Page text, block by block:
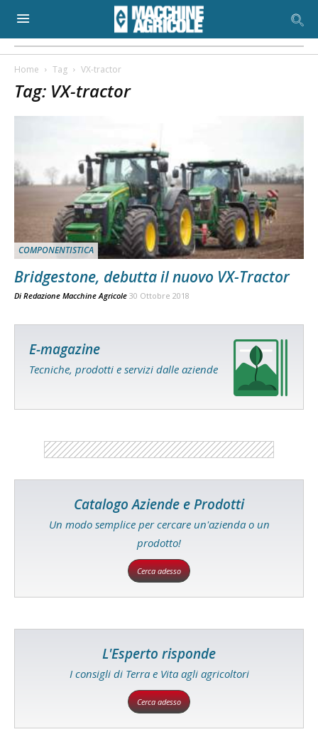
Home Tag VX-tractor
Tag: VX-tractor
COMPONENTISTICA
Bridgestone, debutta il nuovo VX-Tractor
Di Redazione Macchine Agricole 30 Ottobre 2018
E-magazine
Tecniche, prodotti e servizi dalle aziende
Catalogo Aziende e Prodotti
Un modo semplice per cercare un'azienda o un
prodotto!
Cerca adesso
L'Esperto risponde
I consigli di Terra e Vita agli agricoltori
Cerca adesso